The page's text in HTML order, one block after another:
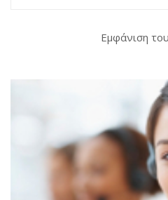
Εμφάνιση